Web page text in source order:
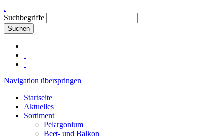
.
Suchbegriffe
Suchen
Navigation überspringen
Startseite
Aktuelles
Sortiment
Pelargonium
Beet- und Balkon